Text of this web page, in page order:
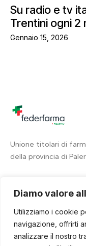
Diamo valore
Utilizziamo i cookie
navigazione, offrirti
analizzare il nostro
Su radio e tv
Trentini ogni 2
Gennaio 15, 2026
Unione titolari di
della provincia di